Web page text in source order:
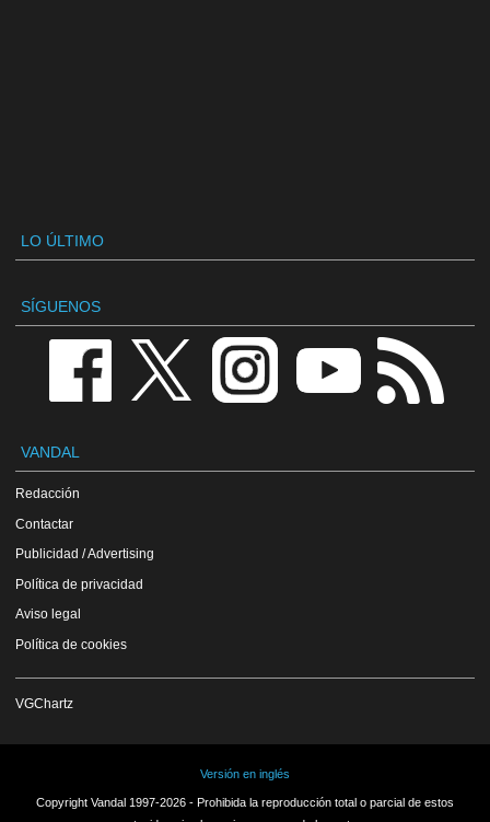
LO ÚLTIMO
SÍGUENOS
VANDAL
Redacción
Contactar
Publicidad / Advertising
Política de privacidad
Aviso legal
Política de cookies
VGChartz
Versión en inglés
Copyright Vandal 1997-2026 - Prohibida la reproducción total o parcial de estos